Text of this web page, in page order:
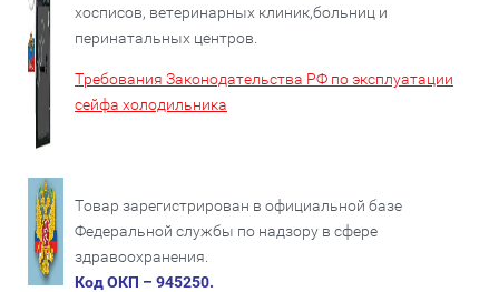
хосписов, ветеринарных клиник,больниц и
перинатальных центров.
Требования Законодательства РФ по эксплуатации
сейфа холодильника
Товар зарегистрирован в официальной базе
Федеральной службы по надзору в сфере
здравоохранения.
Код ОКП – 945250.